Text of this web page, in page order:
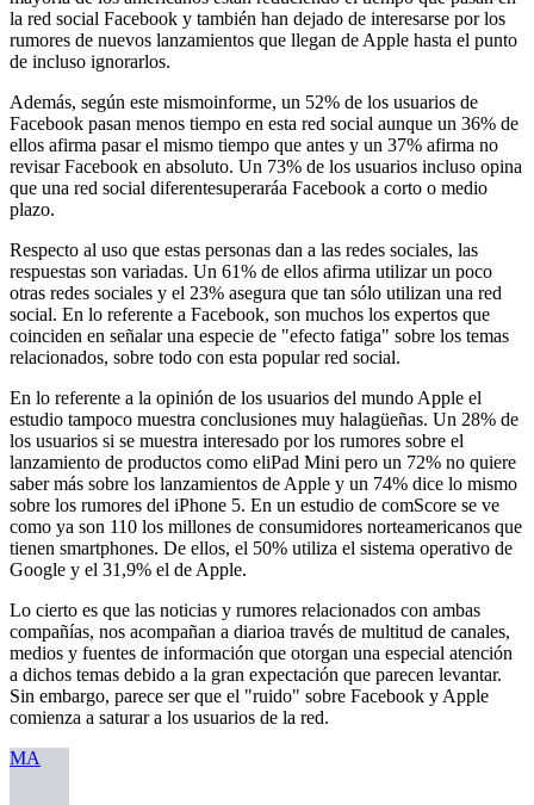
la red social Facebook y también han dejado de interesarse por los
rumores de nuevos lanzamientos que llegan de Apple hasta el punto
de incluso ignorarlos.
Además, según este mismoinforme, un 52% de los usuarios de
Facebook pasan menos tiempo en esta red social aunque un 36% de
ellos afirma pasar el mismo tiempo que antes y un 37% afirma no
revisar Facebook en absoluto. Un 73% de los usuarios incluso opina
que una red social diferentesuperaráa Facebook a corto o medio
plazo.
Respecto al uso que estas personas dan a las redes sociales, las
respuestas son variadas. Un 61% de ellos afirma utilizar un poco
otras redes sociales y el 23% asegura que tan sólo utilizan una red
social. En lo referente a Facebook, son muchos los expertos que
coinciden en señalar una especie de "efecto fatiga" sobre los temas
relacionados, sobre todo con esta popular red social.
En lo referente a la opinión de los usuarios del mundo Apple el
estudio tampoco muestra conclusiones muy halagüeñas. Un 28% de
los usuarios si se muestra interesado por los rumores sobre el
lanzamiento de productos como eliPad Mini pero un 72% no quiere
saber más sobre los lanzamientos de Apple y un 74% dice lo mismo
sobre los rumores del iPhone 5. En un estudio de comScore se ve
como ya son 110 los millones de consumidores norteamericanos que
tienen smartphones. De ellos, el 50% utiliza el sistema operativo de
Google y el 31,9% el de Apple.
Lo cierto es que las noticias y rumores relacionados con ambas
compañías, nos acompañan a diarioa través de multitud de canales,
medios y fuentes de información que otorgan una especial atención
a dichos temas debido a la gran expectación que parecen levantar.
Sin embargo, parece ser que el "ruido" sobre Facebook y Apple
comienza a saturar a los usuarios de la red.
MA